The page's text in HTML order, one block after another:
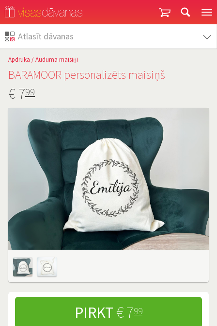
Atlasīt dāvanas
Apdruka /Auduma maisiņi
BARAMOOR personalizēts maisiņš
€799
PIRKT € 799